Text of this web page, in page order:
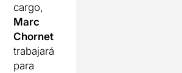
cargo,
Marc
Chornet
trabajará
para